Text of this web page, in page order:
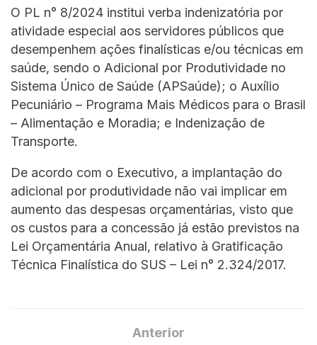
O PL n° 8/2024 institui verba indenizatória por
atividade especial aos servidores públicos que
desempenhem ações finalísticas e/ou técnicas em
saúde, sendo o Adicional por Produtividade no
Sistema Único de Saúde (APSaúde); o Auxílio
Pecuniário – Programa Mais Médicos para o Brasil
– Alimentação e Moradia; e Indenização de
Transporte.
De acordo com o Executivo, a implantação do
adicional por produtividade não vai implicar em
aumento das despesas orçamentárias, visto que
os custos para a concessão já estão previstos na
Lei Orçamentária Anual, relativo à Gratificação
Técnica Finalística do SUS – Lei n° 2.324/2017.
Anterior